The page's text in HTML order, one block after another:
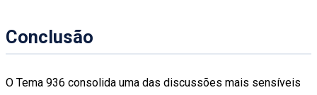
Conclusão
O Tema 936 consolida uma das discussões mais sensíveis